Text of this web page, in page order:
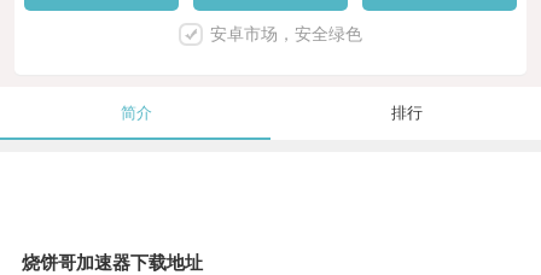
安卓市场，安全绿色
简介 排行
烧饼哥加速器下载地址